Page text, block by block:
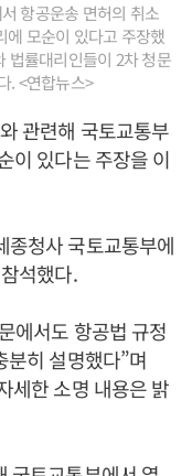
항공운송 면허의 취소
모순이 있다고 주장했
법률대리인들이 2차 청문
. <연합뉴스>
관련해 국토교통부
이 있다는 주장을 이
종청사 국토교통부에
석했다.
에서도 항공법 규정
분히 설명했다”며
세한 소명 내용은 밝